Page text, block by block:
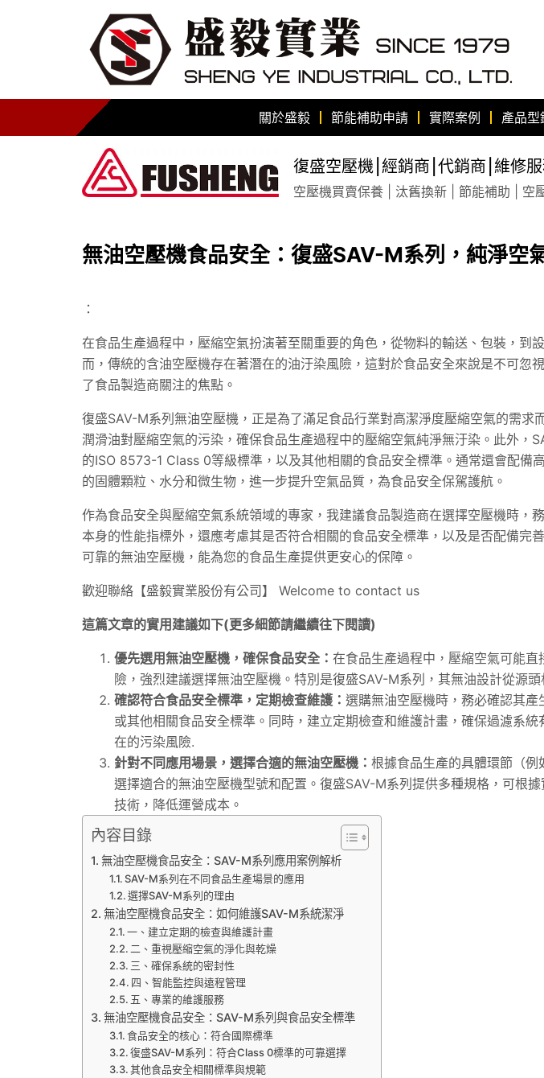
關於盛毅 節能補助申請 實際案例 產品型
復盛空壓機⎮經銷商⎮代銷商⎮維修
空壓機買賣保養 | 汰舊換新 | 節能補助 | 空
無油空壓機食品安全：復盛SAV-M系列，純淨空
：
在食品生產過程中，壓縮空氣扮演著至關重要的角色，從物料的輸送、包裝，到
而，傳統的含油空壓機存在著潛在的油汙染風險，這對於食品安全來說是不可忽
了食品製造商關注的焦點。
復盛SAV-M系列無油空壓機，正是為了滿足食品行業對高潔淨度壓縮空氣的需求
潤滑油對壓縮空氣的污染，確保食品生產過程中的壓縮空氣純淨無汙染。此外，
的ISO 8573-1 Class 0等級標準，以及其他相關的食品安全標準。通常還會配備
的固體顆粒、水分和微生物，進一步提升空氣品質，為食品安全保駕護航。
作為食品安全與壓縮空氣系統領域的專家，我建議食品製造商在選擇空壓機時，
本身的性能指標外，還應考慮其是否符合相關的食品安全標準，以及是否配備完
可靠的無油空壓機，能為您的食品生產提供更安心的保障。
歡迎聯絡【盛毅實業股份有公司】 Welcome to contact us
這篇文章的實用建議如下(更多細節請繼續往下閱讀)
優先選用無油空壓機，確保食品安全： 在食品生產過程中，壓縮空氣可能
險，強烈建議選擇無油空壓機。特別是復盛SAV-M系列，其無油設計從源
確認符合食品安全標準，定期檢查維護： 選購無油空壓機時，務必確認其
或其他相關食品安全標準。同時，建立定期檢查和維護計畫，確保過濾系
在的污染風險.
針對不同應用場景，選擇合適的無油空壓機： 根據食品生產的具體環節（例
選擇適合的無油空壓機型號和配置。復盛SAV-M系列提供多種規格，可根
技術，降低運營成本。
內容目錄
無油空壓機食品安全：SAV-M系列應用案例解析
SAV-M系列在不同食品生產場景的應用
選擇SAV-M系列的理由
無油空壓機食品安全：如何維護SAV-M系統潔淨
一、建立定期的檢查與維護計畫
二、重視壓縮空氣的淨化與乾燥
三、確保系統的密封性
四、智能監控與遠程管理
五、專業的維護服務
無油空壓機食品安全：SAV-M系列與食品安全標準
食品安全的核心：符合國際標準
復盛SAV-M系列：符合Class 0標準的可靠選擇
其他食品安全相關標準與規範